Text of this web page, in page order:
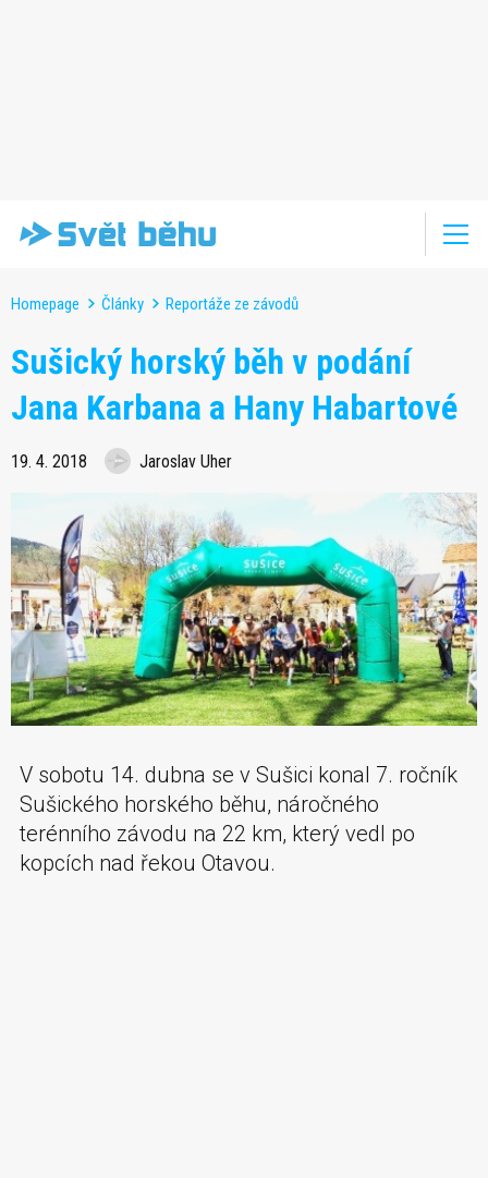
Homepage Články Reportáže ze závodů
Sušický horský běh v podání
Jana Karbana a Hany Habartové
19. 4. 2018 Jaroslav Uher
V sobotu 14. dubna se v Sušici konal 7. ročník
Sušického horského běhu, náročného
terénního závodu na 22 km, který vedl po
kopcích nad řekou Otavou.